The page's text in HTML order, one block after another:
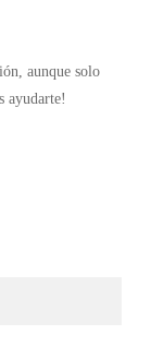
aunque solo
ayudarte!